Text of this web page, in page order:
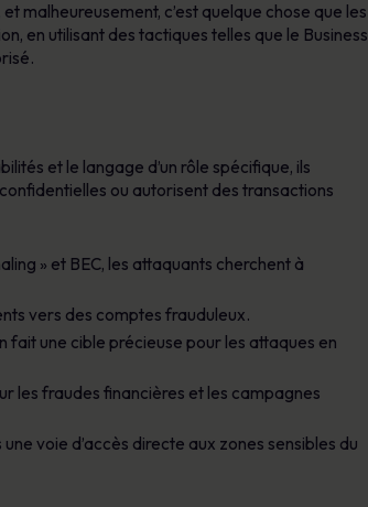
malheureusement, c’est quelque chose que les
en utilisant des tactiques telles que le Business
et le langage d’un rôle spécifique, ils
ou autorisent des transactions
» et BEC, les attaquants cherchent à
vers des comptes frauduleux.
fait une cible précieuse pour les attaques en
les fraudes financières et les campagnes
voie d’accès directe aux zones sensibles du